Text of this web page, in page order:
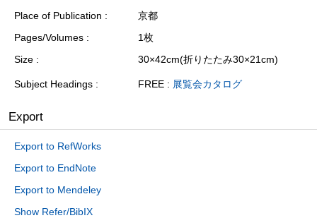
Place of Publication
京都
Pages/Volumes
1枚
Size
30×42cm(折りたたみ30×21cm)
Subject Headings FREE : 展覧会カタログ
Export
Export to RefWorks
Export to EndNote
Export to Mendeley
Show Refer/BibIX